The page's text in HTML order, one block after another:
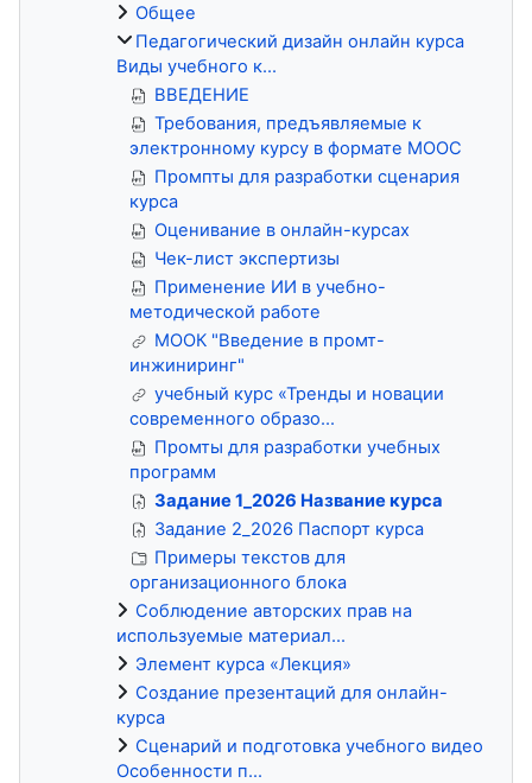
Общее
Педагогический дизайн онлайн курса
Виды учебного к...
ВВЕДЕНИЕ
Требования, предъявляемые к
электронному курсу в формате MOOС
Промпты для разработки сценария
курса
Оценивание в онлайн-курсах
Чек-лист экспертизы
Применение ИИ в учебно-
методической работе
МООК "Введение в промт-
инжиниринг"
учебный курс «Тренды и новации
современного образо...
Промты для разработки учебных
программ
Задание 1_2026 Название курса
Задание 2_2026 Паспорт курса
Примеры текстов для
организационного блока
Соблюдение авторских прав на
используемые материал...
Элемент курса «Лекция»
Создание презентаций для онлайн-
курса
Сценарий и подготовка учебного видео
Особенности п...